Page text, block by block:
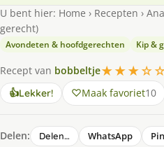
U bent hier: Home › Recepten ›
gerecht)
Avondeten & hoofdgerechten Kip &
Recept van bobbeltje
👍Lekker! Maak favoriet10
Delen: Delen… WhatsApp